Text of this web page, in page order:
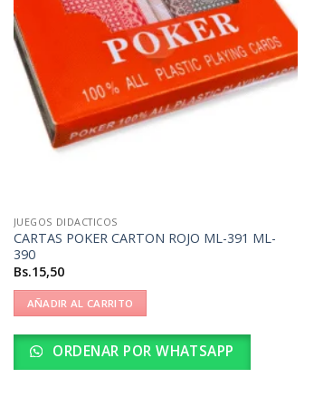
JUEGOS DIDACTICOS
CARTAS POKER CARTON ROJO ML-391 ML-
390
Bs.15,50
AÑADIR AL CARRITO
ORDENAR POR WHATSAPP